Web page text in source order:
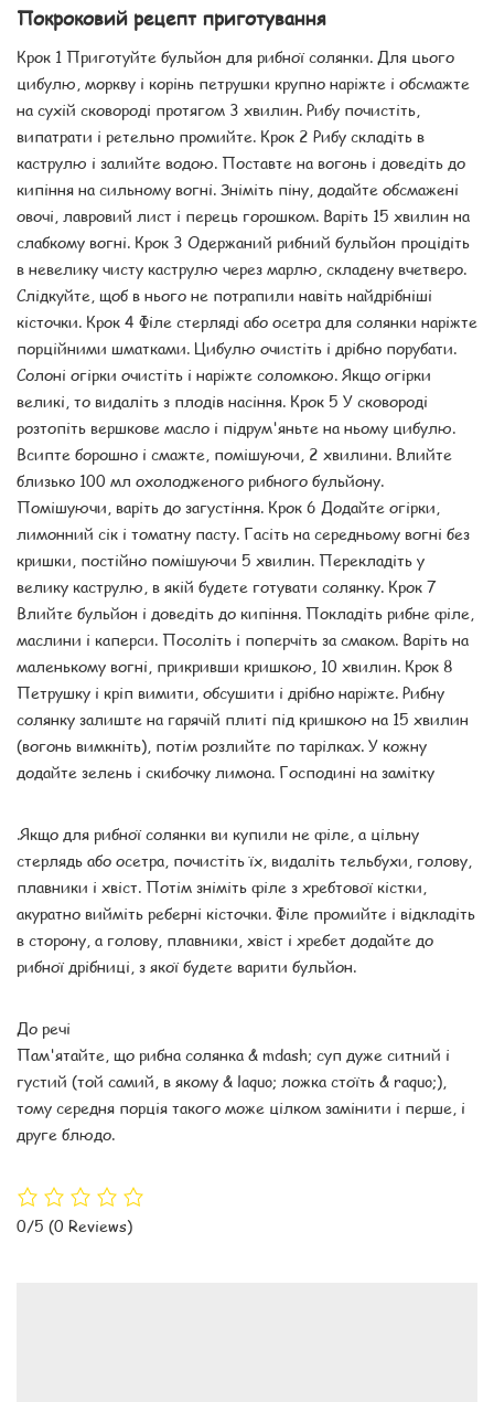
Покроковий рецепт приготування
Крок 1 Приготуйте бульйон для рибної солянки. Для цього
цибулю, моркву і корінь петрушки крупно наріжте і обсмажте
на сухій сковороді протягом 3 хвилин. Рибу почистіть,
випатрати і ретельно промийте. Крок 2 Рибу складіть в
каструлю і залийте водою. Поставте на вогонь і доведіть до
кипіння на сильному вогні. Зніміть піну, додайте обсмажені
овочі, лавровий лист і перець горошком. Варіть 15 хвилин на
слабкому вогні. Крок 3 Одержаний рибний бульйон процідіть
в невелику чисту каструлю через марлю, складену вчетверо.
Слідкуйте, щоб в нього не потрапили навіть найдрібніші
кісточки. Крок 4 Філе стерляді або осетра для солянки наріжте
порційними шматками. Цибулю очистіть і дрібно порубати.
Солоні огірки очистіть і наріжте соломкою. Якщо огірки
великі, то видаліть з плодів насіння. Крок 5 У сковороді
розтопіть вершкове масло і підрум'яньте на ньому цибулю.
Всипте борошно і смажте, помішуючи, 2 хвилини. Влийте
близько 100 мл охолодженого рибного бульйону.
Помішуючи, варіть до загустіння. Крок 6 Додайте огірки,
лимонний сік і томатну пасту. Гасіть на середньому вогні без
кришки, постійно помішуючи 5 хвилин. Перекладіть у
велику каструлю, в якій будете готувати солянку. Крок 7
Влийте бульйон і доведіть до кипіння. Покладіть рибне філе,
маслини і каперси. Посоліть і поперчіть за смаком. Варіть на
маленькому вогні, прикривши кришкою, 10 хвилин. Крок 8
Петрушку і кріп вимити, обсушити і дрібно наріжте. Рибну
солянку залиште на гарячій плиті під кришкою на 15 хвилин
(вогонь вимкніть), потім розлийте по тарілках. У кожну
додайте зелень і скибочку лимона. Господині на замітку
.Якщо для рибної солянки ви купили не філе, а цільну
стерлядь або осетра, почистіть їх, видаліть тельбухи, голову,
плавники і хвіст. Потім зніміть філе з хребтової кістки,
акуратно вийміть реберні кісточки. Філе промийте і відкладіть
в сторону, а голову, плавники, хвіст і хребет додайте до
рибної дрібниці, з якої будете варити бульйон.
До речі
Пам'ятайте, що рибна солянка & mdash; суп дуже ситний і
густий (той самий, в якому & laquo; ложка стоїть & raquo;),
тому середня порція такого може цілком замінити і перше, і
друге блюдо.
0/5 (0 Reviews)